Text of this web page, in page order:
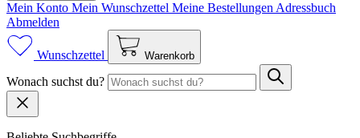
Mein Konto Mein Wunsch­zettel Meine Bestellungen Adressbuch
Abmelden
Wunschzettel Warenkorb
Wonach suchst du?